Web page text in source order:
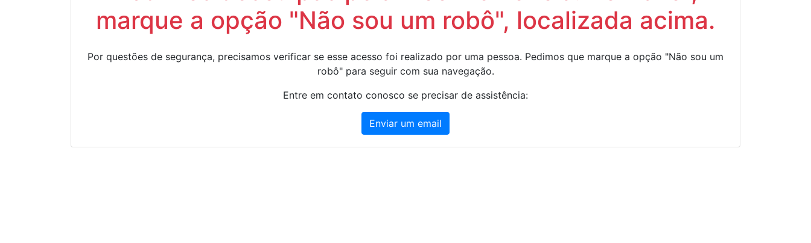
marque a opção "Não sou um robô", localizada acima.
Por questões de segurança, precisamos verificar se esse acesso foi realizado por uma pessoa. Pedimos que marque a opção "Não sou um
robô" para seguir com sua navegação.
Entre em contato conosco se precisar de assistência:
Enviar um email